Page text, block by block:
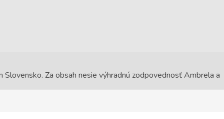
Za obsah nesie výhradnú zodpovednosť Ambrela a